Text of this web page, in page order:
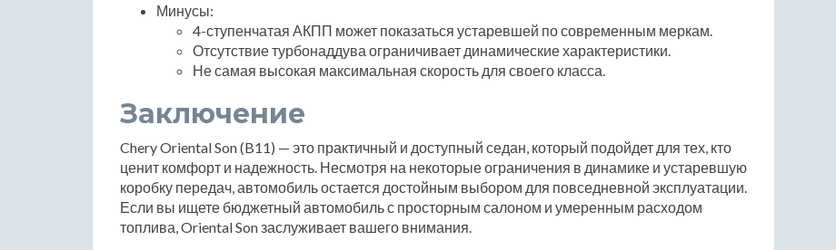
Минусы:
4-ступенчатая АКПП может показаться устаревшей по современным меркам.
Отсутствие турбонаддува ограничивает динамические характеристики.
Не самая высокая максимальная скорость для своего класса.
Заключение
Chery Oriental Son (B11) — это практичный и доступный седан, который подойдет для тех, кто
ценит комфорт и надежность. Несмотря на некоторые ограничения в динамике и устаревшую
коробку передач, автомобиль остается достойным выбором для повседневной эксплуатации.
Если вы ищете бюджетный автомобиль с просторным салоном и умеренным расходом
топлива, Oriental Son заслуживает вашего внимания.